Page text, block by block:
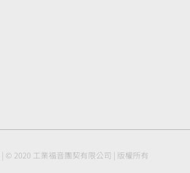
| © 2020 工業福音團契有限公司 | 版權所有